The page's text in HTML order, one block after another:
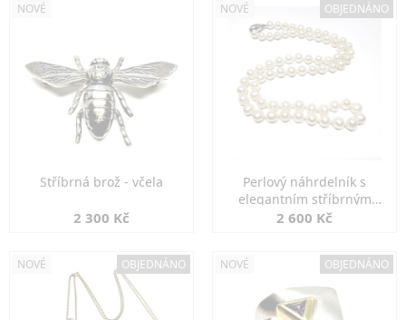
NOVÉ
Stříbrná brož - včela
2 300 Kč
NOVÉ OBJEDNÁNO
Perlový náhrdelník s
elegantním stříbrným
zapínáním
2 600 Kč
NOVÉ OBJEDNÁNO NOVÉ OBJEDNÁNO